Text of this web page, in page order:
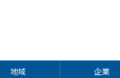
地域 企業